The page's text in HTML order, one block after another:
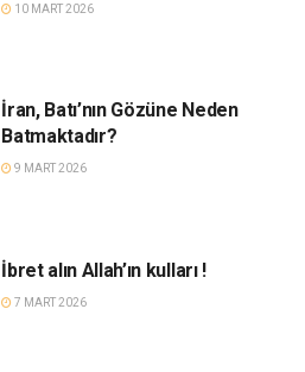
10 MART 2026
İran, Batı’nın Gözüne Neden
Batmaktadır?
9 MART 2026
İbret alın Allah’ın kulları !
7 MART 2026